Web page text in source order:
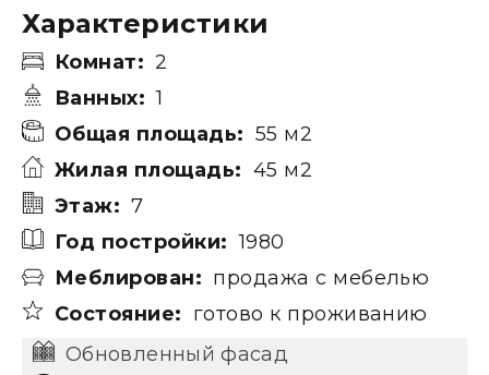
Характеристики
Комнат: 2
Ванных: 1
Общая площадь: 55 м2
Жилая площадь: 45 м2
Этаж: 7
Год постройки: 1980
Меблирован: продажа с мебелью
Состояние: готово к проживанию
Обновленный фасад